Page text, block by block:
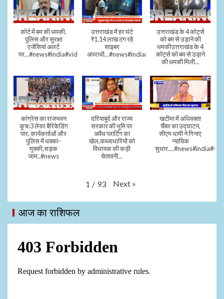
कोर्ट में बम की धमकी,
पुलिस और सुरक्षा
एजेंसियां अलर्ट
पर...#news#india#video#viral
उत्तराखंड में हर घंटे
₹1.14 लाख ठग रहे
साइबर
अपराधी...#news#india#video#viral
उत्तराखंड के 4 कोर्ट्स
को बम से उड़ाने की
धमकीउत्तराखंड के 4
कोर्ट्स को बम से उड़ाने
की धमकी मिली...
कांग्रेस का राजभवन
कूच:3 लेयर बैरिकेडिंग
पार, कार्यकर्ताओं और
पुलिस में धक्का-
मुक्की,सड़क
जाम..#news
दरियाबुर्द और राज्य
सरकार की भूमि पर
अवैध प्लाटिंग का
खेल,कब्जाधारियों को
विधायक की कड़ी
चेतावनी...
खटीमा में अधिवक्ता
चैंबर का उद्घाटन,
सीएम धामी ने गिनाए
न्यायिक
1 / 93 Next »
आज का राशिफल